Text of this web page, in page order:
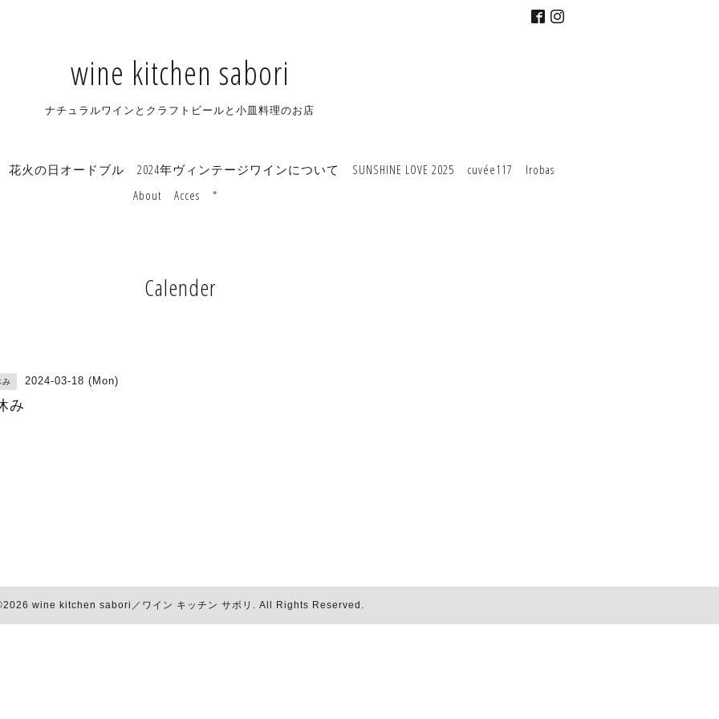
wine kitchen sabori
ナチュラルワインとクラフトビールと小皿料理のお店
花火の日オードブル 2024年ヴィンテージワインについて SUNSHINE LOVE 2025 cuvée117
Irobas
About
Acces *
Calender
み 2024-03-18 (Mon)
み
wine kitchen sabori／ワイン キッチン サボリ . All Rights Reserved.